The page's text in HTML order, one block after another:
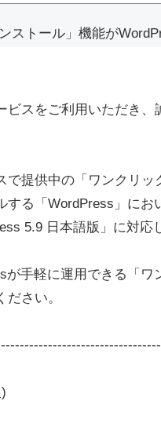
ストール」機能が
ビスをご利用いただき、
で提供中の「ワンクリ
する「WordPress」にお
5.9 日本語版」に対応
が手軽に運用できる「ワ
さい。